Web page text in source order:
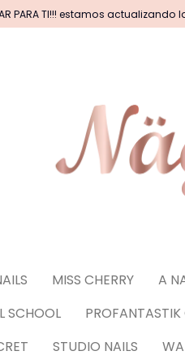
PARA TI!!! estamos actualizando
DE ACRILICOS & GEL
BASICOS (primer,
MISS CHERRY A
SCHOOL PROFANTASTIK
STUDIO NAILS